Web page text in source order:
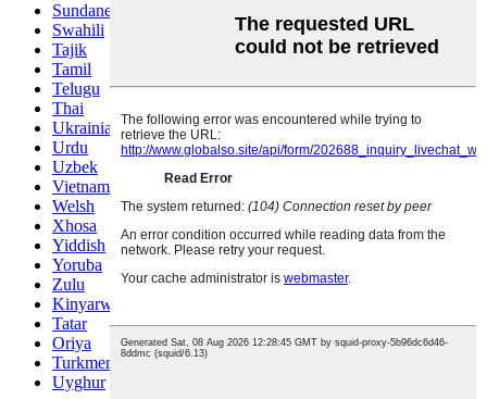
Sundanese
Swahili
Tajik
Tamil
Telugu
Thai
Ukrainian
Urdu
Uzbek
Vietnamese
Welsh
Xhosa
Yiddish
Yoruba
Zulu
Kinyarwanda
Tatar
Oriya
Turkmen
Uyghur